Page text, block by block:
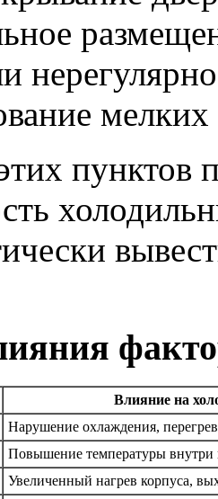
пунктов
Влияние на
Нарушение охлаждения,
Повышение температуры внутри
Увеличенный нагрев корпуса,